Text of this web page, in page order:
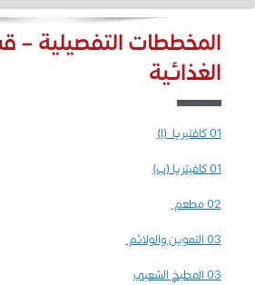
​​​​​​المخططات التفصيلية –
الغذائية
​01 كافتيريا (ا)​
01 كافيتريا (ب)
02 مطعم ​
03 التموين والولائم
03 المطبخ الشعبي